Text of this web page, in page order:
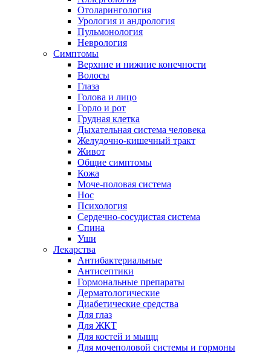
Отоларингология
Урология и андрология
Пульмонология
Неврология
Симптомы
Верхние и нижние конечности
Волосы
Глаза
Голова и лицо
Горло и рот
Грудная клетка
Дыхательная система человека
Желудочно-кишечный тракт
Живот
Общие симптомы
Кожа
Моче-половая система
Нос
Психология
Сердечно-сосудистая система
Спина
Уши
Лекарства
Антибактериальные
Антисептики
Гормональные препараты
Дерматологические
Диабетические средства
Для глаз
Для ЖКТ
Для костей и мыщц
Для мочеполовой системы и гормоны